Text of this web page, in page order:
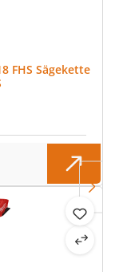
FHS Sägekette